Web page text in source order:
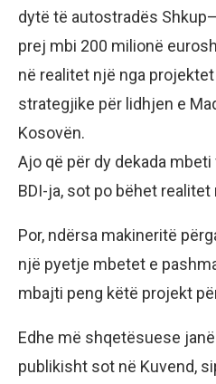
dytë të autostradës
prej mbi 200 milionë
në realitet një nga
strategjike për lidhjen e
Kosovën.
Ajo që për dy dekada
BDI-ja, sot po bëhet realitet
Por, ndërsa makineritë
një pyetje mbetet e
mbajti peng këtë projekt
Edhe më shqetësuese
publikisht sot në Kuvend,